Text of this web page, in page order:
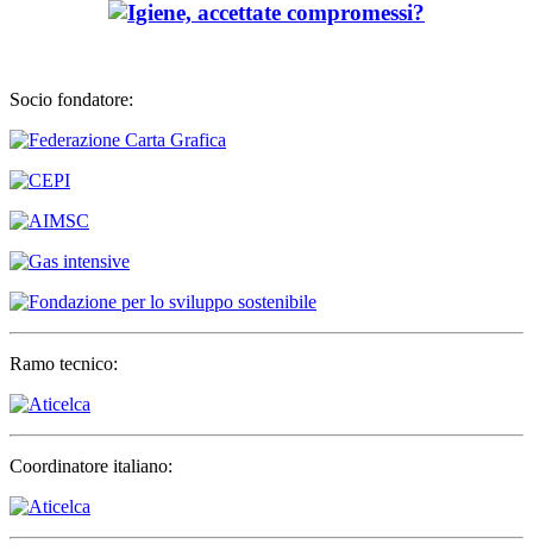
Socio fondatore:
Ramo tecnico:
Coordinatore italiano: